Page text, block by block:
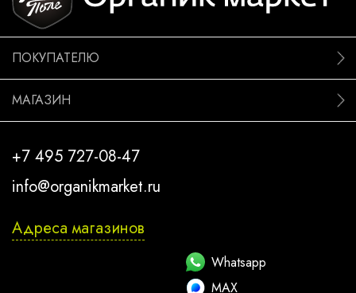
ПОКУПАТЕЛЮ
МАГАЗИН
+7 495 727-08-47
info@organikmarket.ru
Адреса магазинов
Whatsapp
MAX